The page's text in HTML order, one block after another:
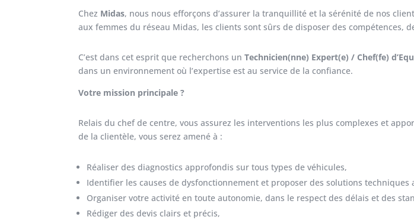
Chez Midas, nous nous efforçons d’assurer la tranquillité et la sérénité de nos
aux femmes du réseau Midas, les clients sont sûrs de disposer des compétences,
C’est dans cet esprit que recherchons un Technicien(nne) Expert(e) / Chef(fe)
dans un environnement où l’expertise est au service de la confiance.
Votre mission principale ?
Relais du chef de centre, vous assurez les interventions les plus complexes et
de la clientèle, vous serez amené à :
Réaliser des diagnostics approfondis sur tous types de véhicules,
Identifier les causes de dysfonctionnement et proposer des solutions techniques
Organiser votre activité en toute autonomie, dans le respect des délais et des
Rédiger des devis clairs et précis,